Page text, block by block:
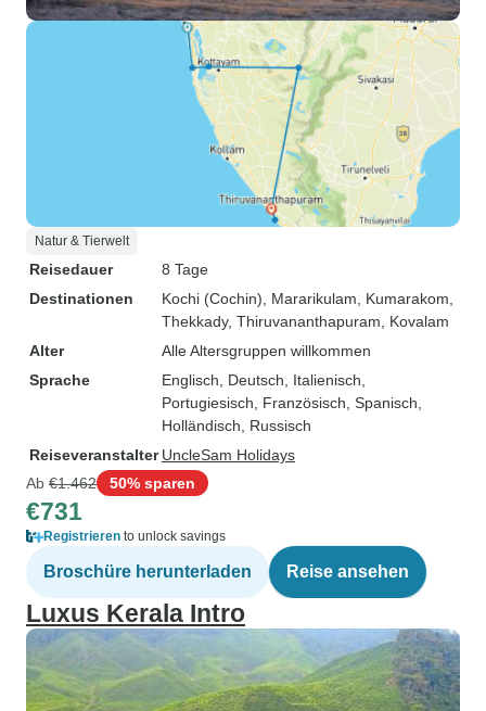
Natur & Tierwelt
Reisedauer
8 Tage
Destinationen
Kochi (Cochin) , Mararikulam , Kumarakom
Thekkady, Thiruvananthapuram , Kovalam
Alter
Alle Altersgruppen willkommen
Sprache
Englisch, Deutsch, Italienisch,
Portugiesisch, Französisch, Spanisch,
Holländisch, Russisch
Reiseveranstalter UncleSam Holidays
Ab €1.462 50% sparen
€731
Registrieren to unlock savings
Broschüre herunterladen Reise ansehen
Luxus Kerala Intro